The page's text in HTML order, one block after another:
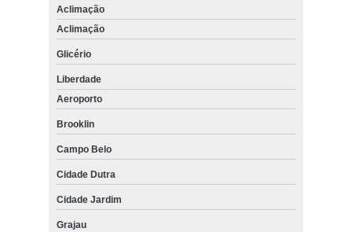
Aclimação
Aclimação
Glicério
Liberdade
Aeroporto
Brooklin
Campo Belo
Cidade Dutra
Cidade Jardim
Grajau